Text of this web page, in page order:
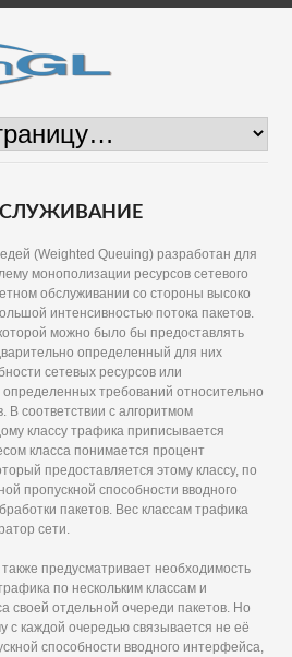
(Weighted Queuing) разработан для
монополизации ресурсов сетевого
обслуживании со стороны высоко
интенсивностью потока пакетов.
можно было бы предоставлять
определенный для них
сетевых ресурсов или
требований относительно
В соответствии с алгоритмом
классу трафика приписывается
класса понимается процент
предоставляется этому классу, по
пропускной способности вводного
пакетов. Вес классам трафика
сети.
предусматривает необходимость
по нескольким классам и
своей отдельной очереди пакетов. Но
с каждой очередью связывается не её
способности вводного интерфейса,